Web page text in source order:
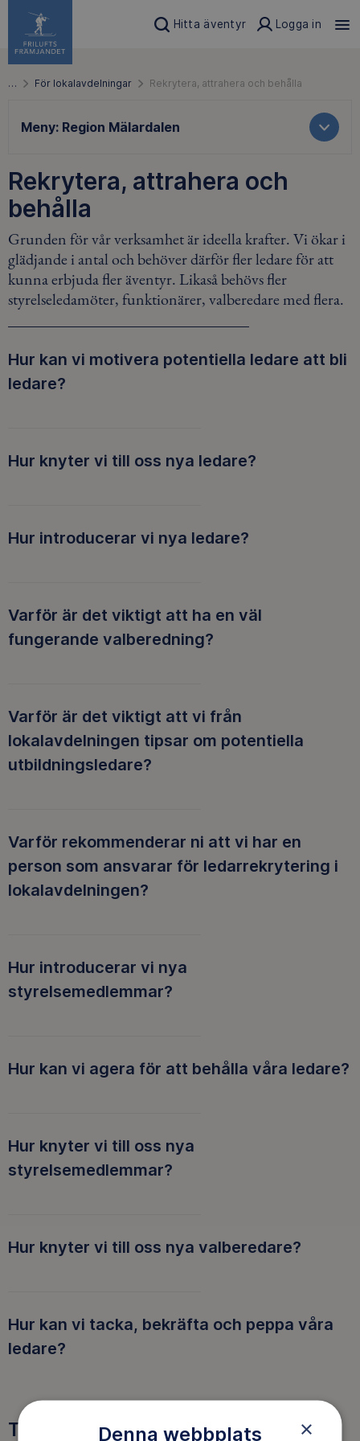
Hitta äventyr Logga in
… För lokalavdelningar Rekrytera, attrahera och behålla
Meny: Region Mälardalen
Rekrytera, attrahera och
behålla
Grunden för vår verksamhet är ideella krafter. Vi ökar i
glädjande i antal och behöver därför fler ledare för att
kunna erbjuda fler äventyr. Likaså behövs fler
styrelseledamöter, funktionärer, valberedare med flera.
Hur kan vi motivera potentiella ledare att bli
ledare?
Hur knyter vi till oss nya ledare?
Hur introducerar vi nya ledare?
Varför är det viktigt att ha en väl
fungerande valberedning?
Varför är det viktigt att vi från
lokalavdelningen tipsar om potentiella
utbildningsledare?
Varför rekommenderar ni att vi har en
person som ansvarar för ledarrekrytering i
lokalavdelningen?
Hur introducerar vi nya
styrelsemedlemmar?
Hur kan vi agera för att behålla våra ledare?
Hur knyter vi till oss nya
styrelsemedlemmar?
Hur knyter vi till oss nya valberedare?
Hur kan vi tacka, bekräfta och peppa våra
ledare?
Tre goda skäl att bli medlem ×
Denna webbplats